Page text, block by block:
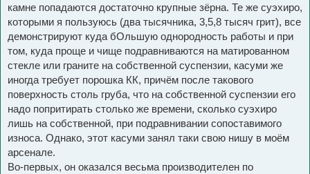
камне попадаются достаточно крупные зёрна. Те же суэхиро,
которыми я пользуюсь (два тысячника, 3,5,8 тысяч грит), все
демонстрируют куда бОльшую однородность работы и при
том, куда проще и чище подравниваются на матированном
стекле или граните на собственной суспензии, касуми же
иногда требует порошка КК, причём после такового
поверхность столь груба, что на собственной суспензии его
надо попритирать столько же времени, сколько суэхиро
лишь на собственной, при подравнивании сопоставимого
износа. Однако, этот касуми занял таки свою нишу в моём
арсенале.
Во-первых, он оказался весьма производителен по